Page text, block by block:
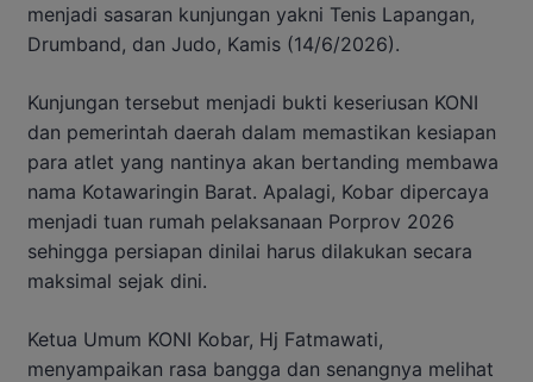
menjadi sasaran kunjungan yakni Tenis Lapangan,
Drumband, dan Judo, Kamis (14/6/2026).
Kunjungan tersebut menjadi bukti keseriusan KONI
dan pemerintah daerah dalam memastikan kesiapan
para atlet yang nantinya akan bertanding membawa
nama Kotawaringin Barat. Apalagi, Kobar dipercaya
menjadi tuan rumah pelaksanaan Porprov 2026
sehingga persiapan dinilai harus dilakukan secara
maksimal sejak dini.
Ketua Umum KONI Kobar, Hj Fatmawati,
menyampaikan rasa bangga dan senangnya melihat